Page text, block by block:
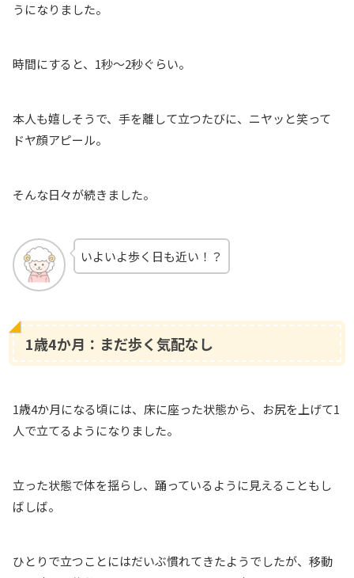
うになりました。
時間にすると、1秒〜2秒ぐらい。
本人も嬉しそうで、手を離して立つたびに、ニヤッと笑って
ドヤ顔アピール。
そんな日々が続きました。
いよいよ歩く日も近い！？
1歳4か月：まだ歩く気配なし
1歳4か月になる頃には、床に座った状態から、お尻を上げて1
人で立てるようになりました。
立った状態で体を揺らし、踊っているように見えることもし
ばしば。
ひとりで立つことにはだいぶ慣れてきたようでしたが、移動